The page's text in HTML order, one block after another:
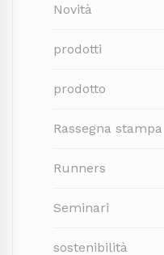
Novità
prodotti
prodotto
Rassegna stampa
Runners
Seminari
sostenibilità